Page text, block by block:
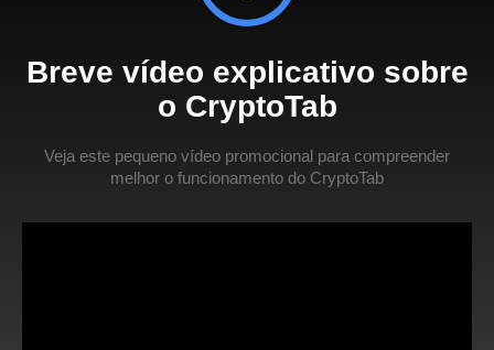
Breve vídeo explicativo sobre
o CryptoTab
Veja este pequeno vídeo promocional para compreender
melhor o funcionamento do CryptoTab